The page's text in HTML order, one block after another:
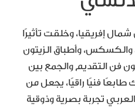
إفريقيا، وخلقت تأثيرًا
وأطباق الزيتون
فن التقديم والجمع بين
طابعًا فنيًا راقيًا، يجعل من
تجربة بصرية وذوقية